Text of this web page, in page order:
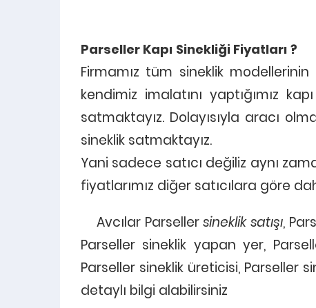
Parseller Kapı Sinekliği Fiyatları ?
Firmamız tüm sineklik
kendimiz imalatını yaptığımız
satmaktayız. Dolayısıyla aracı
sineklik satmaktayız.
Yani sadece satıcı değiliz aynı
fiyatlarımız diğer satıcılara göre
Avcılar Parsellersineklik satışı,
Parseller sineklik yapan yer,
Parseller sineklik üreticisi, Parseller
detaylı bilgi alabilirsiniz
1 -
0538